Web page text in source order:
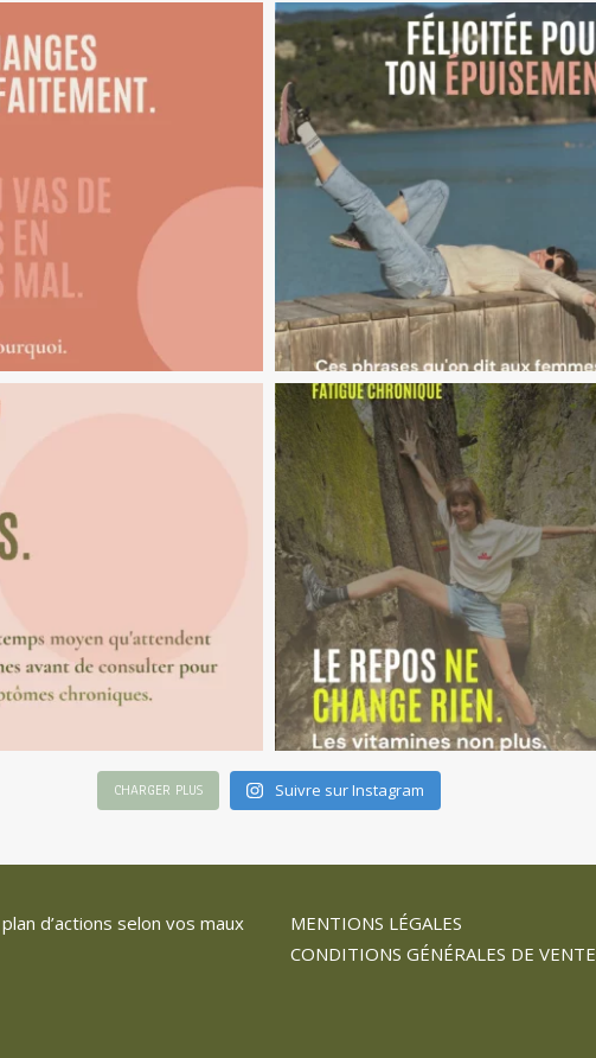
CHARGER PLUS Suivre sur Instagram
d’actions selon vos maux
MENTIONS LÉGALES
CONDITIONS GÉNÉRALES DE VENTE